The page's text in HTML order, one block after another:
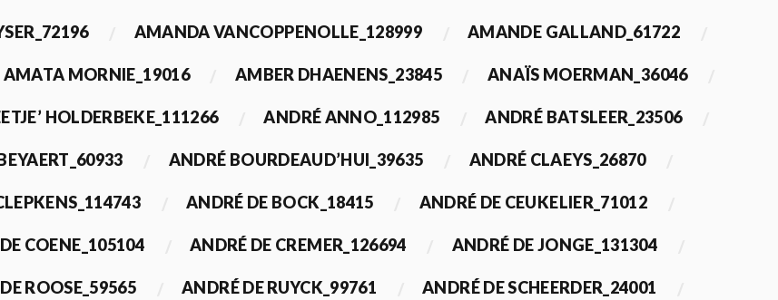
AMANDA VANCOPPENOLLE_128999 AMANDE GALLAND_61722
AMATA MORNIE_19016 AMBER DHAENENS_23845 ANAÏS MOERMAN_36046
HOLDERBEKE_111266 ANDRÉ ANNO_112985 ANDRÉ BATSLEER_23506
ANDRÉ BOURDEAUD’HUI_39635 ANDRÉ CLAEYS_26870
ANDRÉ DE BOCK_18415 ANDRÉ DE CEUKELIER_71012
COENE_105104 ANDRÉ DE CREMER_126694 ANDRÉ DE JONGE_131304
ROOSE_59565 ANDRÉ DE RUYCK_99761 ANDRÉ DE SCHEERDER_24001